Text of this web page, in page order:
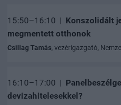
15:50–16:10 | Konszolidált
megmentett otthonok
Csillag Tamás, vezérigazgató,
16:10–17:00 |
devizahitelesekkel?